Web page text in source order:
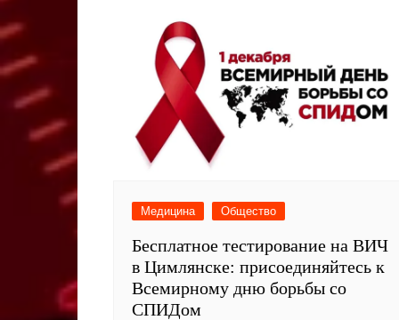
Медицина Общество
Бесплатное тестирование на ВИЧ
в Цимлянске: присоединяйтесь к
Всемирному дню борьбы со
СПИДом